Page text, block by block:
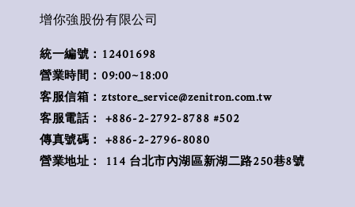
增你強股份有限公司
統一編號：12401698
營業時間：09:00~18:00
客服信箱：ztstore_service@zenitron.com.tw
客服電話： +886-2-2792-8788 #502
傳真號碼： +886-2-2796-8080
營業地址： 114 台北市內湖區新湖二路250巷8號